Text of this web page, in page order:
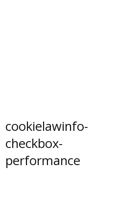
cookielawinfo-
checkbox-
performance